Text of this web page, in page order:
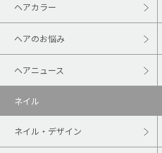
ヘアカラー
ヘアのお悩み
ヘアニュース
ネイル
ネイル・デザイン